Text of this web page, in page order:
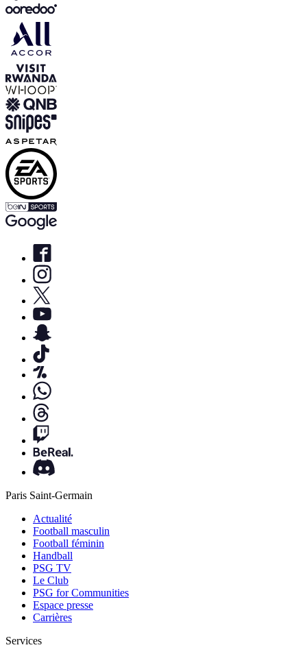
Paris Saint-Germain
Actualité
Football masculin
Football féminin
Handball
PSG TV
Le Club
PSG for Communities
Espace presse
Carrières
Services